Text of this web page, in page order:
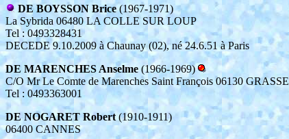
DE BOYSSON Brice(1967-1971)
La Sybrida 06480 LA COLLE SUR LOUP
Tel : 0493328431
DECEDE 9.10.2009 à Chaunay (02), né 24.6.51 à Paris
DE MARENCHES Anselme (1966-1969)
C/O Mr Le Comte de Marenches Saint François 06130 GRASSE
Tel : 0493363001
DE NOGARET Robert (1910-1911)
06400 CANNES